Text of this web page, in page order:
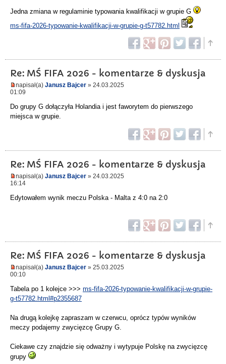
Jedna zmiana w regulaminie typowania kwalifikacji w grupie G
ms-fifa-2026-typowanie-kwalifikacji-w-grupie-g-t57782.html
Re: MŚ FIFA 2026 - komentarze & dyskusja
napisał(a) Janusz Bajcer » 24.03.2025
01:09
Do grupy G dołączyła Holandia i jest faworytem do pierwszego
miejsca w grupie.
Re: MŚ FIFA 2026 - komentarze & dyskusja
napisał(a) Janusz Bajcer » 24.03.2025
16:14
Edytowałem wynik meczu Polska - Malta z 4:0 na 2:0
Re: MŚ FIFA 2026 - komentarze & dyskusja
napisał(a) Janusz Bajcer » 25.03.2025
00:10
Tabela po 1 kolejce >>> ms-fifa-2026-typowanie-kwalifikacji-w-grupie-
g-t57782.html#p2355687
Na drugą kolejkę zapraszam w czerwcu, oprócz typów wyników
meczy podajemy zwycięzcę Grupy G.
Ciekawe czy znajdzie się odważny i wytypuje Polskę na zwycięzcę
grupy